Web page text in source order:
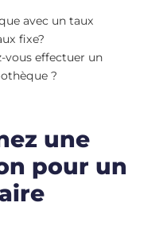
avec un taux
fixe?
vous effectuer un
?
une
pour un